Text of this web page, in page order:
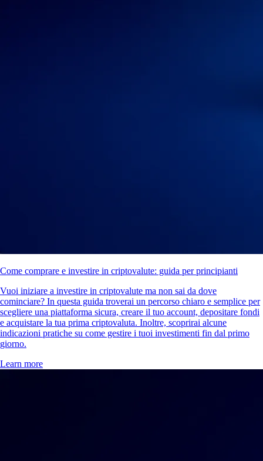
Come comprare e investire in criptovalute: guida per principianti
Vuoi iniziare a investire in criptovalute ma non sai da dove
cominciare? In questa guida troverai un percorso chiaro e semplice per
scegliere una piattaforma sicura, creare il tuo account, depositare fondi
e acquistare la tua prima criptovaluta. Inoltre, scoprirai alcune
indicazioni pratiche su come gestire i tuoi investimenti fin dal primo
giorno.
Learn more